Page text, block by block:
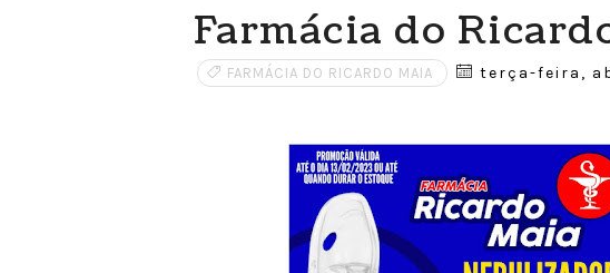
Farmácia do
FARMÁCIA DO RICARDO MAIA terça-feira,